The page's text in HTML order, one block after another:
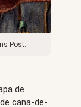
Post.
de
cana-de-